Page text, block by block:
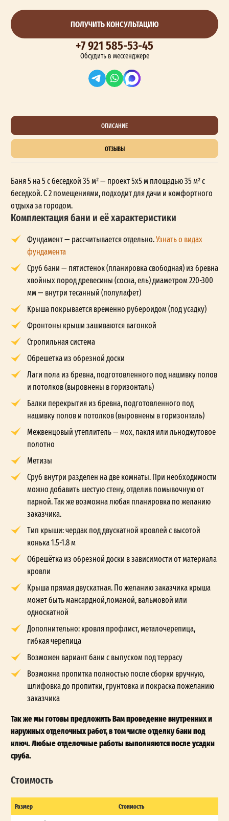
ПОЛУЧИТЬ КОНСУЛЬТАЦИЮ
+7 921 585-53-45
Обсудить в мессенджере
ОПИСАНИЕ
ОТЗЫВЫ
Баня 5 на 5 с беседкой 35 м² — проект 5x5 м площадью 35 м² с
беседкой. С 2 помещениями, подходит для дачи и комфортного
отдыха за городом.
Комплектация бани и её характеристики
Фундамент — рассчитывается отдельно.Узнать о видах
фундамента
Сруб бани — пятистенок (планировка свободная) из бревна
хвойных пород древесины (сосна, ель) диаметром 220-300
мм — внутри тесанный (полулафет)
Крыша покрывается временно рубероидом (под усадку)
Фронтоны крыши зашиваются вагонкой
Стропильная система
Обрешетка из обрезной доски
Лаги пола из бревна, подготовленного под нашивку полов
и потолков (выровнены в горизонталь)
Балки перекрытия из бревна, подготовленного под
нашивку полов и потолков (выровнены в горизонталь)
Межвенцовый утеплитель — мох, пакля или льноджутовое
полотно
Метизы
Сруб внутри разделен на две комнаты. При необходимости
можно добавить шестую стену, отделив помывочную от
парной. Так же возможна любая планировка по желанию
заказчика.
Тип крыши: чердак под двускатной кровлей с высотой
конька 1.5-1.8 м
Обрешётка из обрезной доски в зависимости от материала
кровли
Крыша прямая двускатная. По желанию заказчика крыша
может быть мансардной,ломаной, вальмовой или
односкатной
Дополнительно: кровля профлист, металочерепица,
гибкая черепица
Возможен вариант бани с выпуском под террасу
Возможна пропитка полностью после сборки вручную,
шлифовка до пропитки, грунтовка и покраска пожеланию
заказчика
Так же мы готовы предложить Вам проведение внутренних и
наружных отделочных работ, в том числе отделку бани под
ключ. Любые отделочные работы выполняются после усадки
сруба.
Стоимость
Размер Стоимость